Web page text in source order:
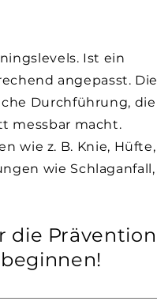
Ist ein
angepasst. Die
Durchführung, die
messbar macht.
wie z. B. Knie, Hüfte,
wie Schlaganfall,
die Prävention